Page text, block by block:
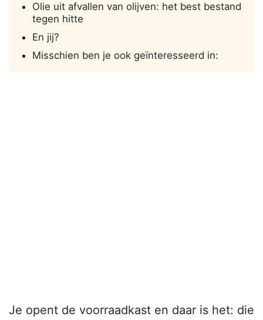
Olie uit afvallen van olijven: het best bestand
tegen hitte
En jij?
Misschien ben je ook geïnteresseerd in:
Je opent de voorraadkast en daar is het: die